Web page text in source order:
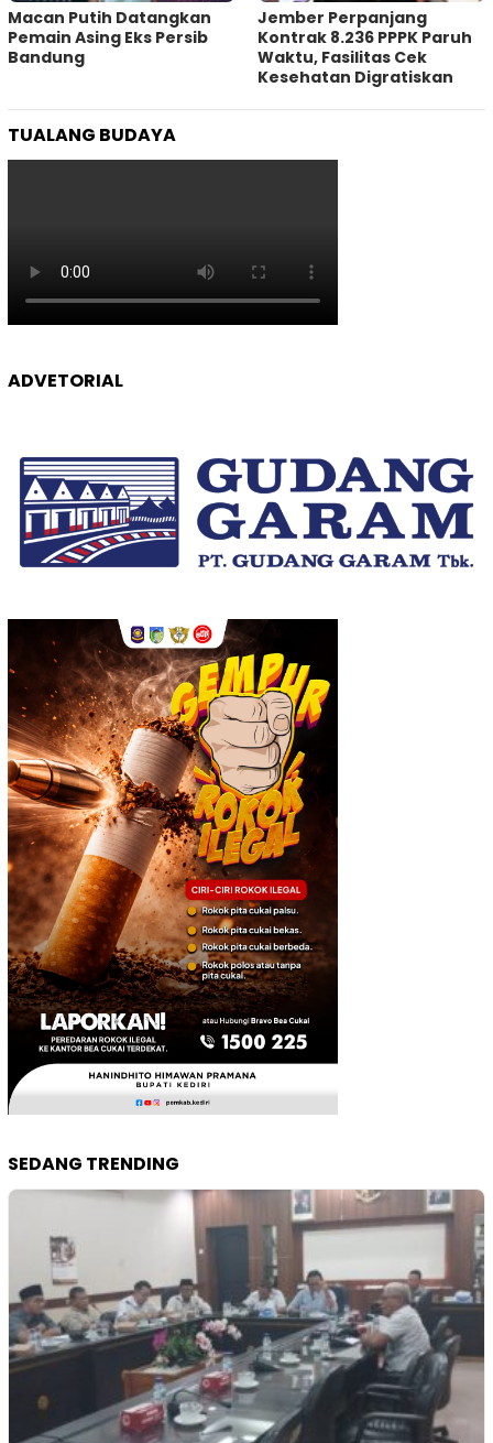
Macan Putih Datangkan
Pemain Asing Eks Persib
Bandung
Jember Perpanjang
Kontrak 8.236 PPPK Paruh
Waktu, Fasilitas Cek
Kesehatan Digratiskan
TUALANG BUDAYA
ADVETORIAL
SEDANG TRENDING